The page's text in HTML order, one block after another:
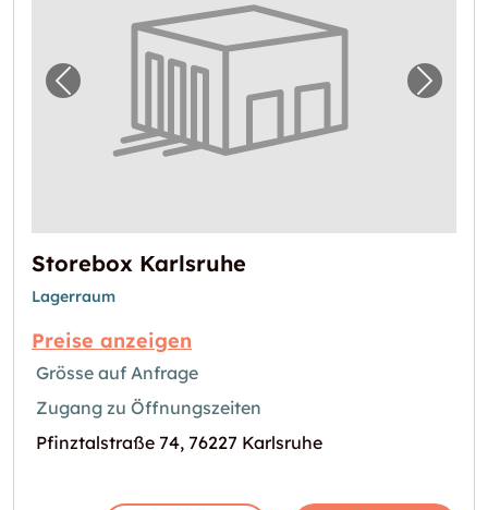
Vorheriges Bild für "Storebox Karlsruhe"
Storebox Karlsruhe
Lagerraum
Preise anzeigen
Grösse auf Anfrage
Zugang zu Öffnungszeiten
Pfinztalstraße 74, 76227 Karlsruhe